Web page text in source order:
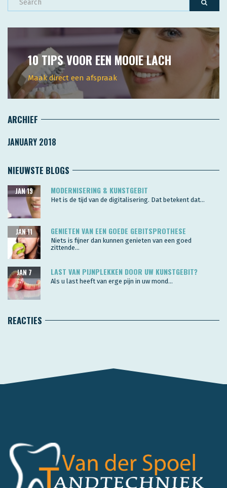
10 TIPS VOOR EEN MOOIE LACH
Maak direct een afspraak
ARCHIEF
JANUARY 2018
NIEUWSTE BLOGS
MODERNISERING & KUNSTGEBIT
JAN 19
Het is de tijd van de digitalisering. Dat betekent dat...
GENIETEN VAN EEN GOEDE GEBITSPROTHESE
JAN 11
Niets is fijner dan kunnen genieten van een goed
zittende...
LAST VAN PIJNPLEKKEN DOOR UW KUNSTGEBIT?
JAN 7
Als u last heeft van erge pijn in uw mond...
REACTIES